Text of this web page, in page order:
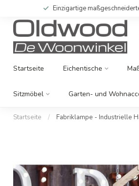
Einzigartige
Startseite Eichentische
Sitzmöbel Garten- und
Startseite / Fabriklampe - Industrielle